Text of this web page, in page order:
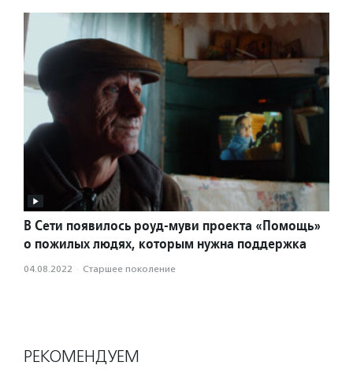
В Сети появилось роуд-муви проекта «Помощь»
о пожилых людях, которым нужна поддержка
04.08.2022 · Старшее поколение
РЕКОМЕНДУЕМ